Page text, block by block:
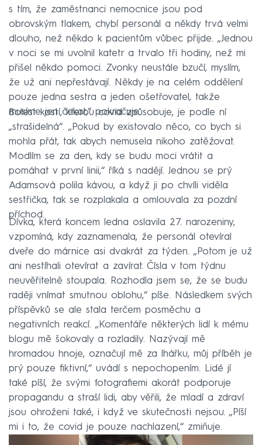
s tím, že zaměstnanci nemocnice jsou pod
obrovským tlakem, chybí personál a někdy trvá velmi
dlouho, než někdo k pacientům vůbec přijde. „Jednou
v noci se mi uvolnil katetr a trvalo tři hodiny, než mi
přišel někdo pomoci. Zvonky neustále bzučí, myslím,
že už ani nepřestávají. Někdy je na celém oddělení
pouze jedna sestra a jeden ošetřovatel, takže
musíme jen čekat,“ pokračuje.
Bolest kostí, kterou covid způsobuje, je podle ní
„strašidelná“. „Pokud by existovalo něco, co bych si
mohla přát, tak abych nemusela nikoho zatěžovat.
Modlím se za den, kdy se budu moci vrátit a
pomáhat v první linii,“ říká s nadějí. Jednou se prý
Adamsová polila kávou, a když ji po chvíli viděla
sestřička, tak se rozplakala a omlouvala za pozdní
příchod.
Dívka, která koncem ledna oslavila 27. narozeniny,
vzpomíná, kdy zaznamenala, že personál otevíral
dveře do márnice asi dvakrát za týden. „Potom je už
ani nestíhali otevírat a zavírat. Čísla v tom týdnu
neuvěřitelně stoupala. Rozhodla jsem se, že se budu
raději vnímat smutnou oblohu,“ píše. Následkem svých
příspěvků se ale stala terčem posměchu a
negativních reakcí. „Komentáře některých lidí k mému
blogu mě šokovaly a rozladily. Nazývají mě
hromadou hnoje, označují mě za lhářku, můj příběh je
prý pouze fiktivní,“ uvádí s nepochopením. Lidé jí
také píší, že svými fotografiemi akorát podporuje
propagandu a straší lidi, aby věřili, že mladí a zdraví
jsou ohroženi také, i když ve skutečnosti nejsou. „Píší
mi i to, že covid je pouze nachlazení,“ zmiňuje.